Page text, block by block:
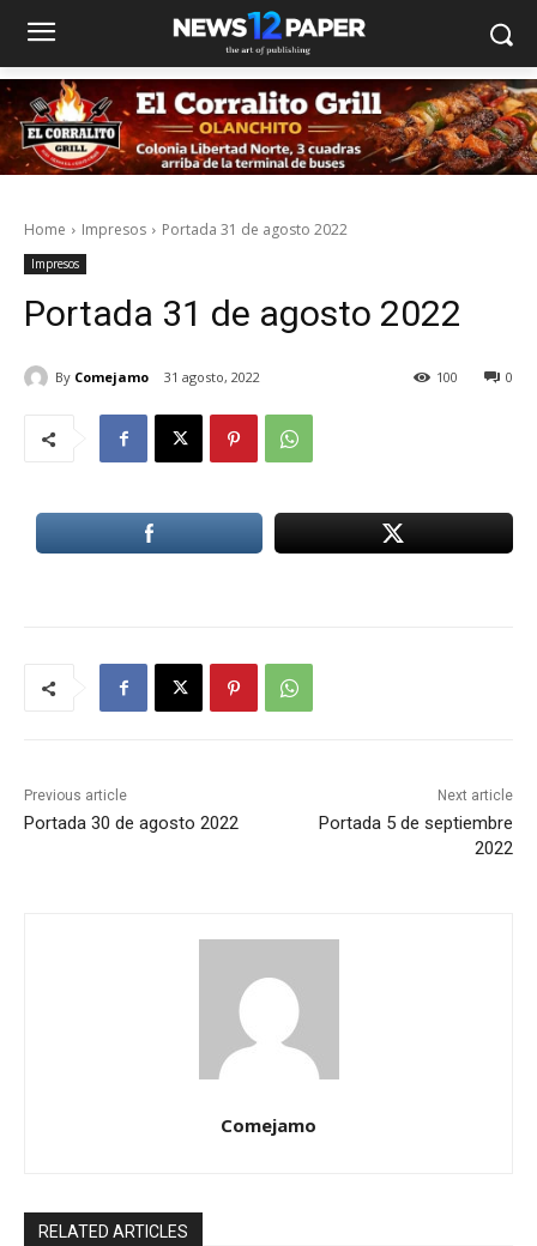
Home Impresos Portada 31 de agosto 2022
Impresos
Portada 31 de agosto 2022
By Comejamo 31 agosto, 2022 0
100
Previous article
Portada 30 de agosto 2022
Next article
Portada 5 de septiembre
2022
Comejamo
RELATED ARTICLES